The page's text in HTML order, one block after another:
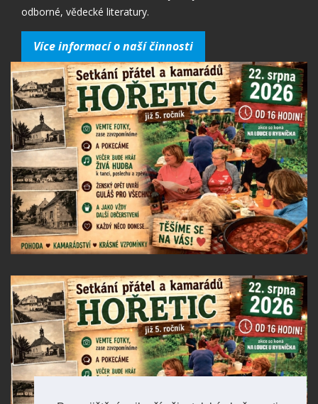
odborné, vědecké literatury.
Více informací o naší činnosti